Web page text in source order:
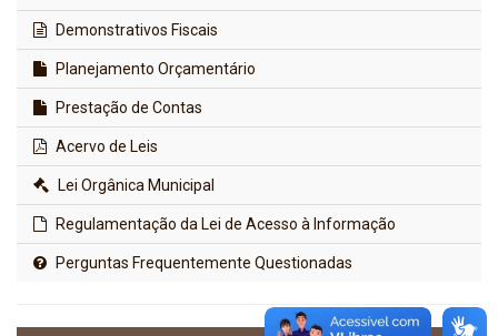
Demonstrativos Fiscais
Planejamento Orçamentário
Prestação de Contas
Acervo de Leis
Lei Orgânica Municipal
Regulamentação da Lei de Acesso à Informação
Perguntas Frequentemente Questionadas